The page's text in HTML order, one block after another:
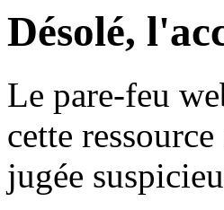
Désolé,
Le pare-feu
cette
jugée